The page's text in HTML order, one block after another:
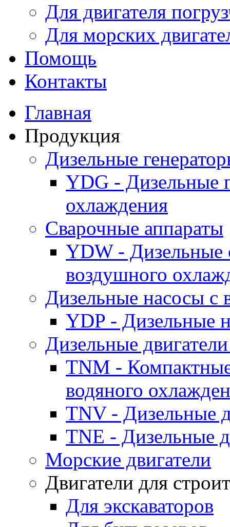
Для двигателя
Для морских
Помощь
Контакты
Главная
Продукция
Дизельные
YDG - Дизельные
охлаждения
Cварочные аппараты
YDW - Дизельные
воздушного
Дизельные насосы
YDP - Дизельные
Дизельные
TNM -
водяного
TNV - Дизельные
TNE - Дизельные
Морские двигатели
Двигатели для
Для экскаваторов